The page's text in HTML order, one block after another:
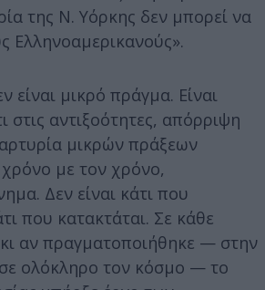
της Ν. Υόρκης δεν μπορεί να
Ελληνοαμερικανούς».
είναι μικρό πράγμα. Είναι
στις αντιξοότητες, απόρριψη
μικρών πράξεων
με τον χρόνο,
Δεν είναι κάτι που
που κατακτάται. Σε κάθε
αν πραγματοποιήθηκε — στην
ολόκληρο τον κόσμο — το